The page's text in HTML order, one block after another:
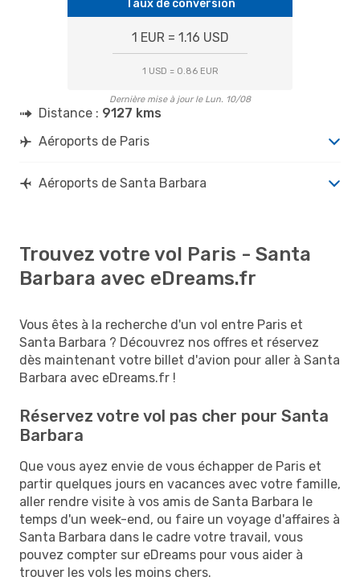
Taux de conversion
1 EUR = 1.16 USD
1 USD = 0.86 EUR
Dernière mise à jour le Lun. 10/08
Distance : 9127 kms
Aéroports de Paris
Aéroports de Santa Barbara
Trouvez votre vol Paris - Santa
Barbara avec eDreams.fr
Vous êtes à la recherche d'un vol entre Paris et
Santa Barbara ? Découvrez nos offres et réservez
dès maintenant votre billet d'avion pour aller à Santa
Barbara avec eDreams.fr !
Réservez votre vol pas cher pour Santa
Barbara
Que vous ayez envie de vous échapper de Paris et
partir quelques jours en vacances avec votre famille,
aller rendre visite à vos amis de Santa Barbara le
temps d'un week-end, ou faire un voyage d'affaires à
Santa Barbara dans le cadre votre travail, vous
pouvez compter sur eDreams pour vous aider à
trouver les vols les moins chers.